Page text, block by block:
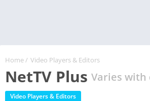
Home/ Video Players & Editors
NetTV Plus Varies with
Video Players & Editors